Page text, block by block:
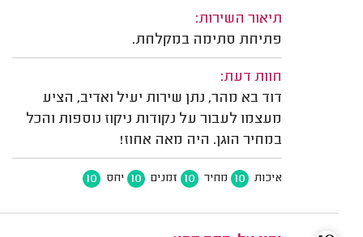
תיאור השירות:
פתיחת סתימה במקלחת.
חוות דעת:
דוד בא מהר, נתן שירות יעיל ואדיב, הציע
מעצמו לעבור על נקודות ניקוז נוספות והכל
במחיר הוגן. היה מאה אחוז!
איכות 10 מחיר 10 זמנים 10 יחס 10